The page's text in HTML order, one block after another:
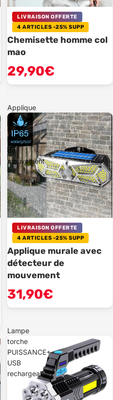
LIVRAISON OFFERTE
4 ARTICLES -25% SUPP
Chemisette homme col
mao
29,90€
Applique
murale
avec
détecteur
de
mouvement
LIVRAISON OFFERTE
4 ARTICLES -25% SUPP
Applique murale avec
détecteur de
mouvement
31,90€
Lampe
torche
PUISSANCE+
USB
rechargeable